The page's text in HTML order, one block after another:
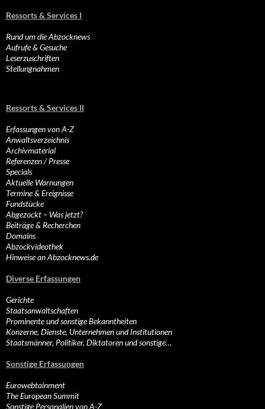
Ressorts & Services I
Rund um die Abzocknews
Aufrufe & Gesuche
Leserzuschriften
Stellungnahmen
Ressorts & Services II
Erfassungen von A-Z
Anwaltsverzeichnis
Archivmaterial
Referenzen / Presse
Specials
Aktuelle Warnungen
Termine & Ereignisse
Fundstücke
Abgezockt – Was jetzt?
Beiträge & Recherchen
Domains
Abzockvideothek
Hinweise an Abzocknews.de
Diverse Erfassungen
Gerichte
Staatsanwaltschaften
Prominente und sonstige Bekanntheiten
Konzerne, Dienste, Unternehmen und Institutionen
Staatsmänner, Politiker, Diktatoren und sonstige…
Sonstige Erfassungen
Eurowebtainment
The European Summit
Sonstige Personalien von A-Z